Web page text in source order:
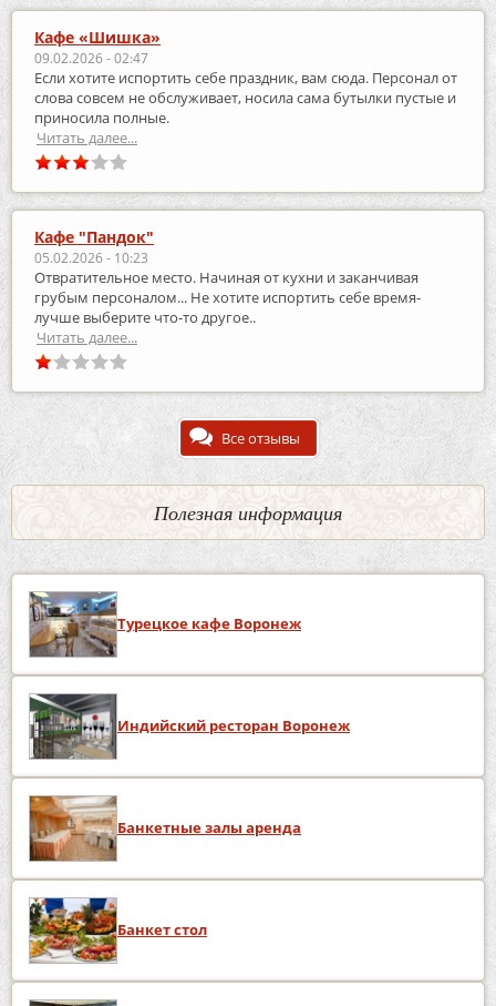
Кафе «Шишка»
09.02.2026 - 02:47
Если хотите испортить себе праздник, вам сюда. Персонал от
слова совсем не обслуживает, носила сама бутылки пустые и
приносила полные.
Читать далее...
Кафе "Пандок"
05.02.2026 - 10:23
Отвратительное место. Начиная от кухни и заканчивая
грубым персоналом... Не хотите испортить себе время-
лучше выберите что-то другое..
Читать далее...
Все отзывы
Полезная информация
Турецкое кафе Воронеж
Индийский ресторан Воронеж
Банкетные залы аренда
Банкет стол